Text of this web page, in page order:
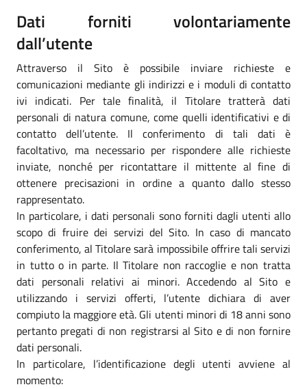
Dati forniti volontariamente
dall’utente
Attraverso il Sito è possibile inviare richieste e
comunicazioni mediante gli indirizzi e i moduli di contatto
ivi indicati. Per tale finalità, il Titolare tratterà dati
personali di natura comune, come quelli identificativi e di
contatto dell’utente. Il conferimento di tali dati è
facoltativo, ma necessario per rispondere alle richieste
inviate, nonché per ricontattare il mittente al fine di
ottenere precisazioni in ordine a quanto dallo stesso
rappresentato.
In particolare, i dati personali sono forniti dagli utenti allo
scopo di fruire dei servizi del Sito. In caso di mancato
conferimento, al Titolare sarà impossibile offrire tali servizi
in tutto o in parte. Il Titolare non raccoglie e non tratta
dati personali relativi ai minori. Accedendo al Sito e
utilizzando i servizi offerti, l’utente dichiara di aver
compiuto la maggiore età. Gli utenti minori di 18 anni sono
pertanto pregati di non registrarsi al Sito e di non fornire
dati personali.
In particolare, l’identificazione degli utenti avviene al
momento: